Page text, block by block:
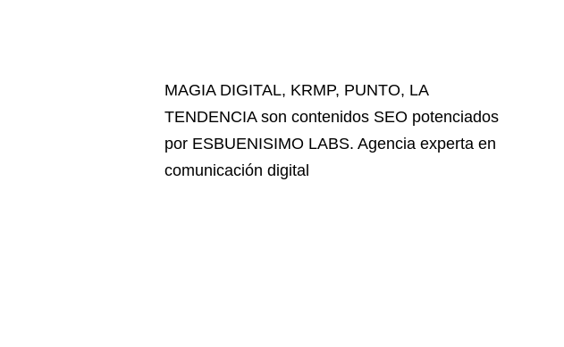
MAGIA DIGITAL, KRMP, PUNTO, LA
TENDENCIAson contenidos SEO potenciados
por ESBUENISIMO LABS. Agencia experta en
comunicación digital